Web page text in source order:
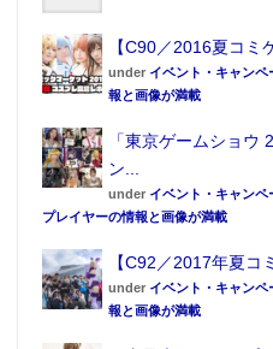
【C90／2016夏コミ
under イベント・キャンペ
報と画像が満載
「東京ゲームショウ
ン...
under イベント・キャンペ
プレイヤーの情報と画像が満載
【C92／2017年夏コ
under イベント・キャンペ
報と画像が満載